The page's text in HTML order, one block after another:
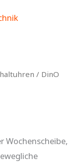
/ DinO
Wochenscheibe,